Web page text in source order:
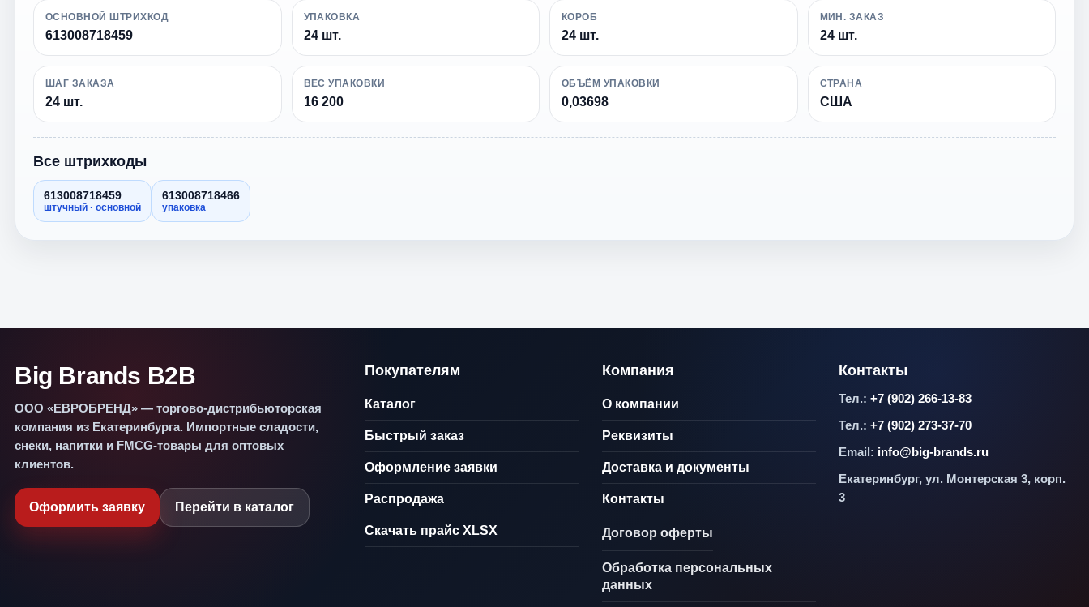
ОСНОВНОЙ ШТРИХКОД
613008718459
УПАКОВКА
24 шт.
КОРОБ
24 шт.
МИН. ЗАКАЗ
24 шт.
ШАГ ЗАКАЗА
24 шт.
ВЕС УПАКОВКИ
16 200
ОБЪЁМ УПАКОВКИ
0,03698
СТРАНА
США
Все штрихкоды
613008718459
штучный · основной
613008718466
упаковка
Big Brands B2B
ООО «ЕВРОБРЕНД» — торгово-дистрибьюторская
компания из Екатеринбурга. Импортные сладости,
снеки, напитки и FMCG-товары для оптовых
клиентов.
Оформить заявку Перейти в каталог
Покупателям
Каталог
Быстрый заказ
Оформление заявки
Распродажа
Скачать прайс XLSX
Компания
О компании
Реквизиты
Доставка и документы
Контакты
Договор оферты
Обработка персональных
данных
Контакты
Тел.:+7 (902) 266-13-83
Тел.:+7 (902) 273-37-70
Email: info@big-brands.ru
Екатеринбург, ул. Монтерская 3, корп.
3